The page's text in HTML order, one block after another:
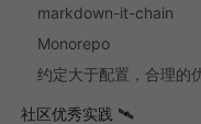
markdown-it-chain
Monorepo
约定大于配置，合理的
社区优秀实践 🛰